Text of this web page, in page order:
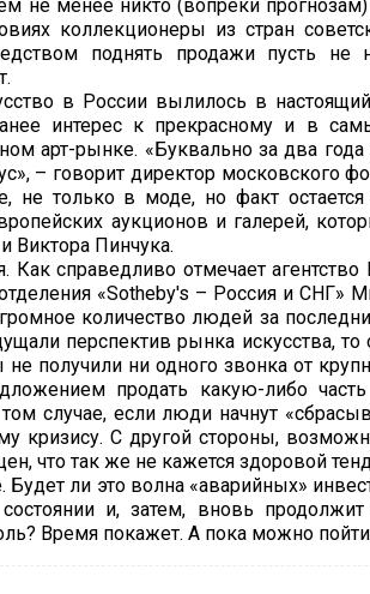
не менее никто (вопреки прогнозам)
коллекционеры из стран
поднять продажи пусть
в России вылилось в
интерес к прекрасному и в
арт-рынке. «Буквально за два
– говорит директор московского
не только в моде, но факт
аукционов и галерей,
Виктора Пинчука.
справедливо отмечает агентство
«Sotheby's – Россия и СНГ»
количество людей за
перспектив рынка искусства,
получили ни одного звонка от
продать какую-либо
случае, если люди начнут
кризису. С другой стороны,
что так же не кажется здоровой
ли это волна «аварийных»
и, затем, вновь
Время покажет. А пока можно